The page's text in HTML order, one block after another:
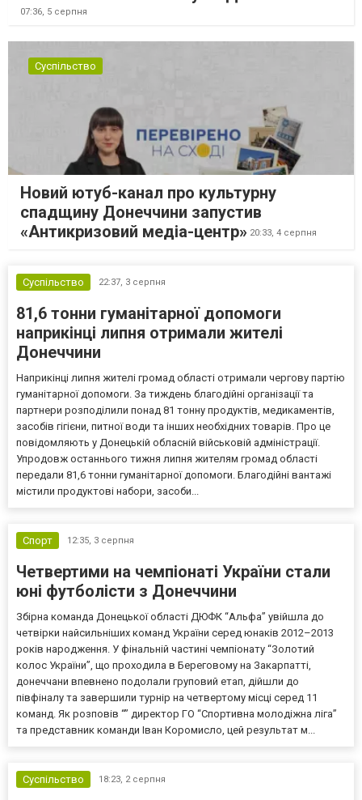
07:36, 5 серпня
Суспільство
Новий ютуб-канал про культурну
спадщину Донеччини запустив
«Антикризовий медіа-центр» 20:33, 4 серпня
Суспільство 22:37, 3 серпня
81,6 тонни гуманітарної допомоги
наприкінці липня отримали жителі
Донеччини
Наприкінці липня жителі громад області отримали чергову партію
гуманітарної допомоги. За тиждень благодійні організації та
партнери розподілили понад 81 тонну продуктів, медикаментів,
засобів гігієни, питної води та інших необхідних товарів. Про це
повідомляють у Донецькій обласній військовій адміністрації.
Упродовж останнього тижня липня жителям громад області
передали 81,6 тонни гуманітарної допомоги. Благодійні вантажі
містили продуктові набори, засоби...
Спорт 12:35, 3 серпня
Четвертими на чемпіонаті України стали
юні футболісти з Донеччини
Збірна команда Донецької області ДЮФК “Альфа” увійшла до
четвірки найсильніших команд України серед юнаків 2012–2013
років народження. У фінальній частині чемпіонату “Золотий
колос України”, що проходила в Береговому на Закарпатті,
донеччани впевнено подолали груповий етап, дійшли до
півфіналу та завершили турнір на четвертому місці серед 11
команд. Як розповів “” директор ГО “Спортивна молодіжна ліга”
та представник команди Іван Коромисло, цей результат м...
Суспільство 18:23, 2 серпня